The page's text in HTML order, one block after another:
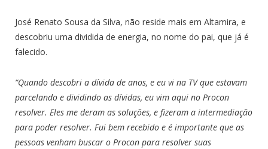
José Renato Sousa da Silva, não reside mais em Altamira, e
descobriu uma dividida de energia, no nome do pai, que já é
falecido.
“Quando descobri a dívida de anos, e eu vi na TV que estavam
parcelando e dividindo as dívidas, eu vim aqui no Procon
resolver. Eles me deram as soluções, e fizeram a intermediação
para poder resolver. Fui bem recebido e é importante que as
pessoas venham buscar o Procon para resolver suas